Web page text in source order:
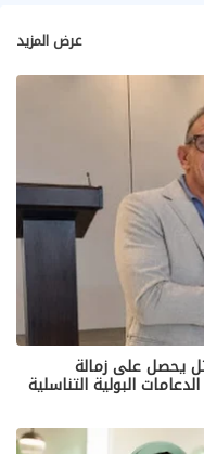
عرض المزيد
يحصل على زمالة